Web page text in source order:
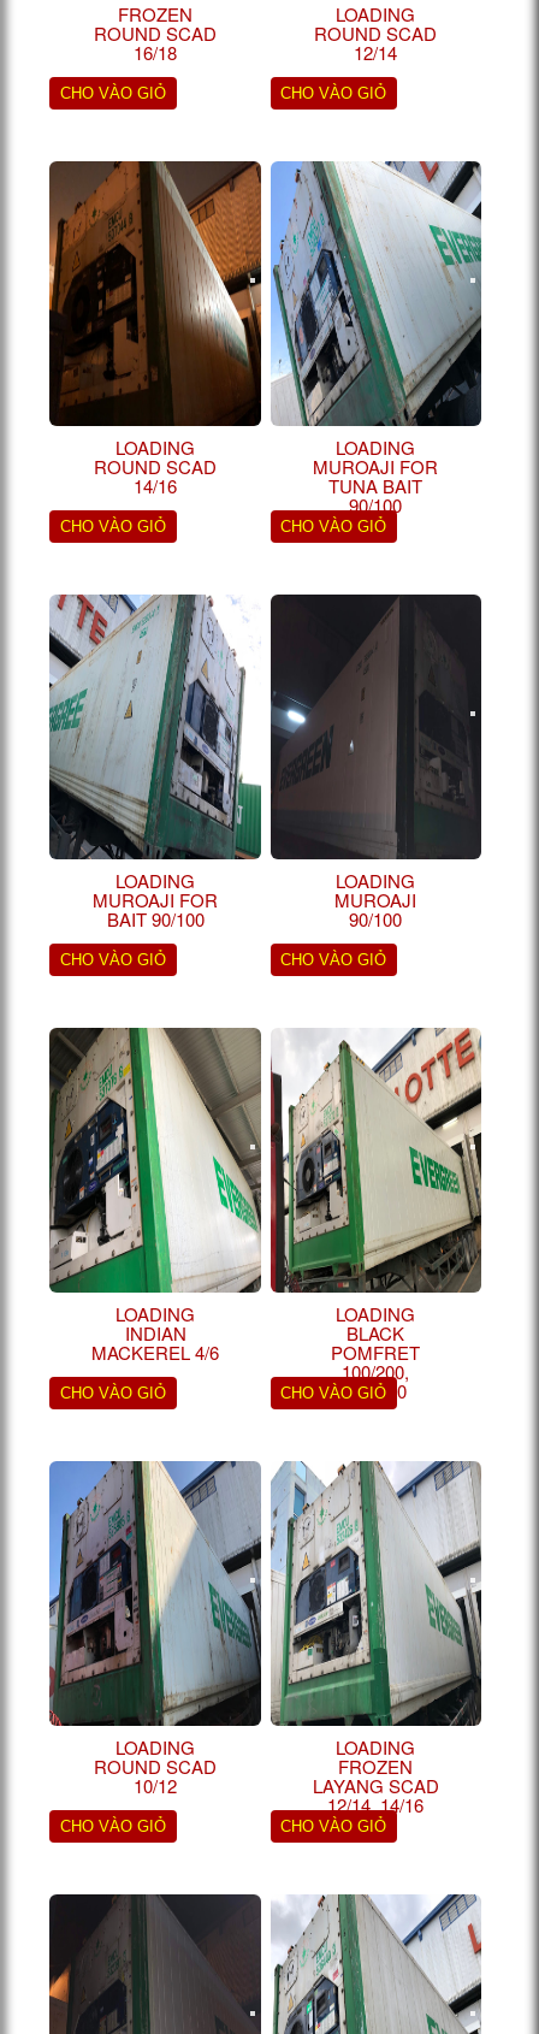
FROZEN
ROUND SCAD
16/18
CHO VÀO GIỎ
LOADING
ROUND SCAD
12/14
CHO VÀO GIỎ
LOADING
ROUND SCAD
14/16
CHO VÀO GIỎ
LOADING
MUROAJI FOR
TUNA BAIT
90/100
CHO VÀO GIỎ
LOADING
MUROAJI FOR
BAIT 90/100
CHO VÀO GIỎ
LOADING
MUROAJI
90/100
CHO VÀO GIỎ
LOADING
INDIAN
MACKEREL 4/6
CHO VÀO GIỎ
LOADING
BLACK
POMFRET
100/200,
200/300
CHO VÀO GIỎ
LOADING
ROUND SCAD
10/12
CHO VÀO GIỎ
LOADING
FROZEN
LAYANG SCAD
12/14, 14/16
CHO VÀO GIỎ